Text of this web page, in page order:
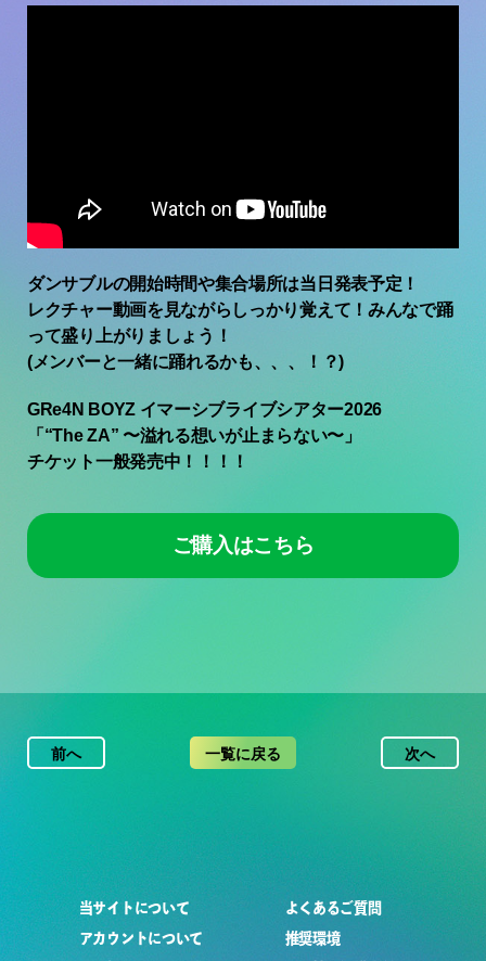
ダンサブルの開始時間や集合場所は当日発表予定！
レクチャー動画を見ながらしっかり覚えて！みんなで踊
って盛り上がりましょう！
(メンバーと一緒に踊れるかも、、、！？)
GRe4N BOYZ イマーシブライブシアター2026
「“The ZA” 〜溢れる想いが止まらない〜」
チケット一般発売中！！！！
ご購入はこちら
前へ 一覧に戻る 次へ
当サイトについて
アカウントについて
よくあるご質問
推奨環境